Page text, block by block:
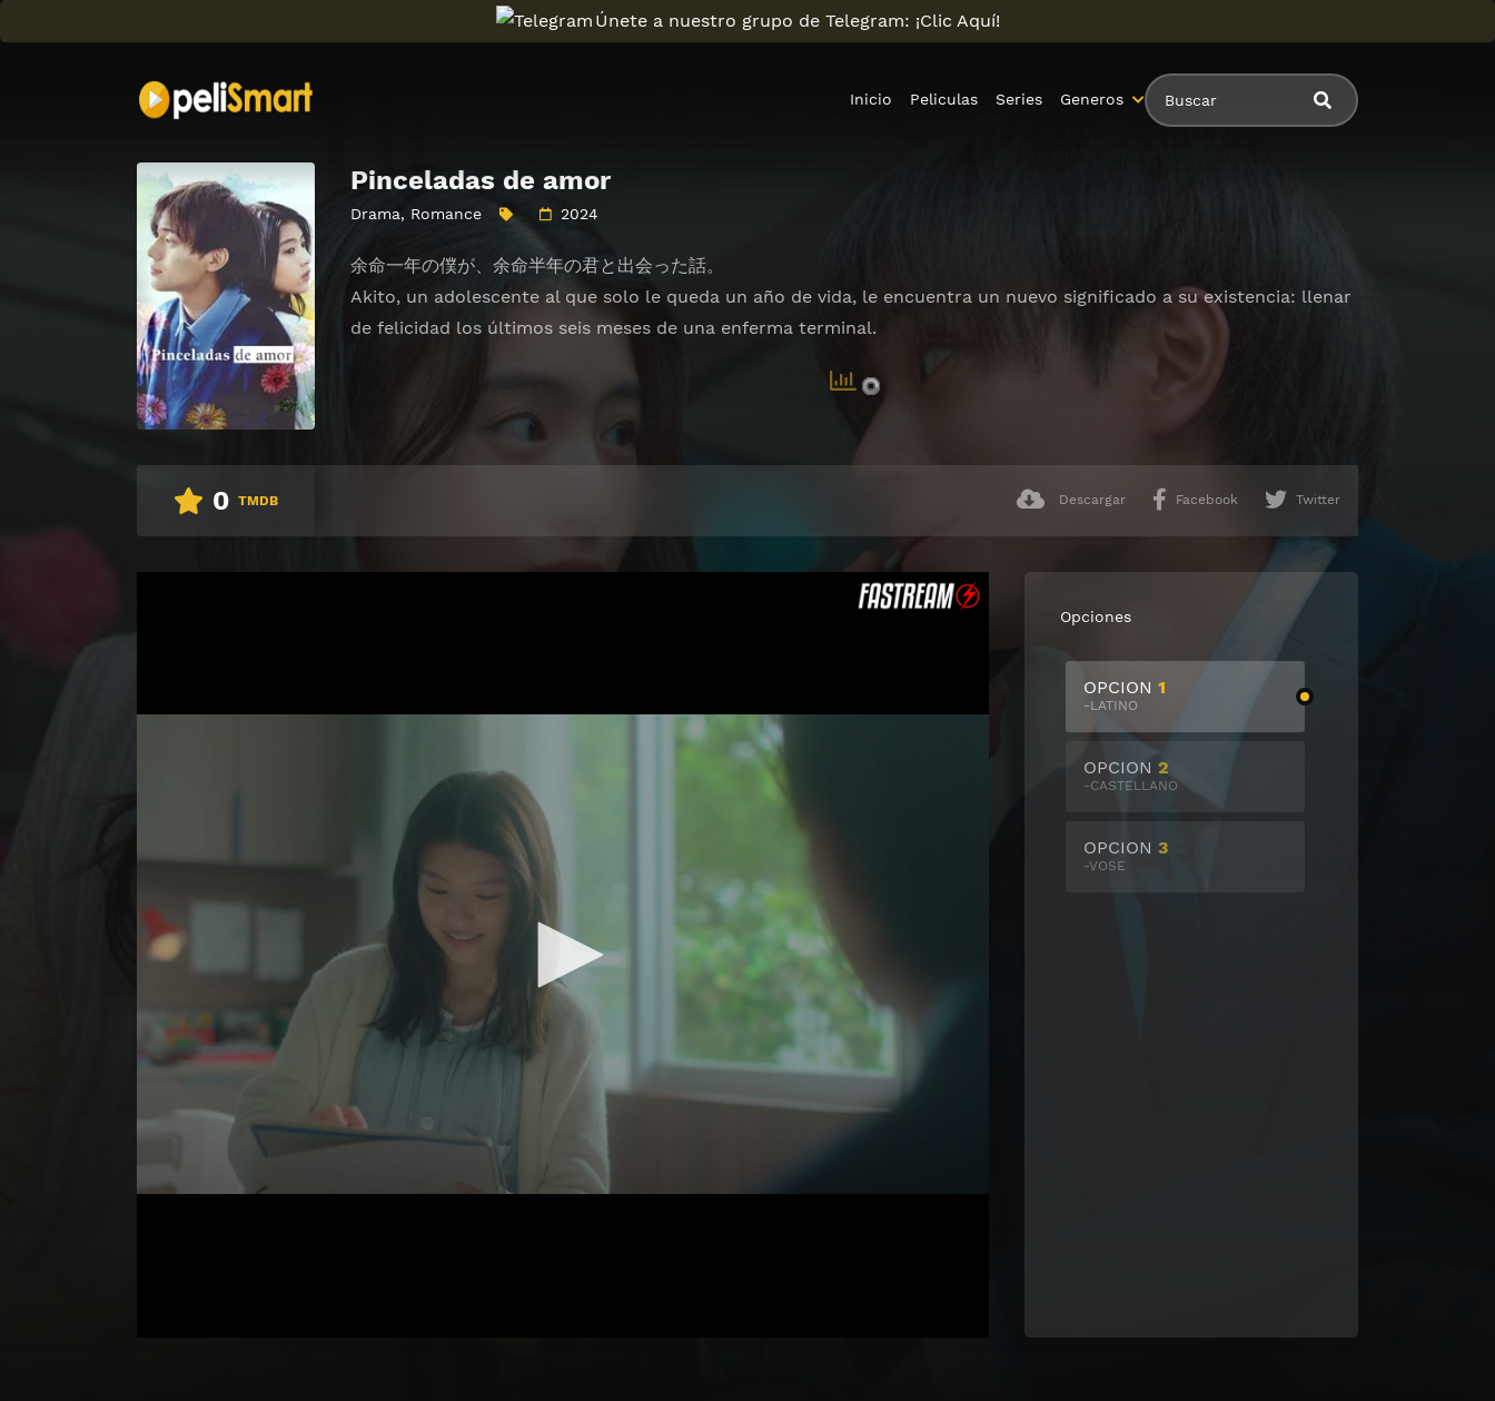
Únete a nuestro grupo de Telegram: ¡Clic Aquí!
Inicio Peliculas Series Generos
Pinceladas de amor
Drama, Romance 2024
余命一年の僕が、余命半年の君と出会った話。
Akito, un adolescente al que solo le queda un año de vida, le encuentra un nuevo significado a su existencia: llenar
de felicidad los últimos seis meses de una enferma terminal.
0 TMDB Descargar Facebook Twitter
Opciones
OPCION 1
-LATINO
OPCION 2
-CASTELLANO
OPCION 3
-VOSE